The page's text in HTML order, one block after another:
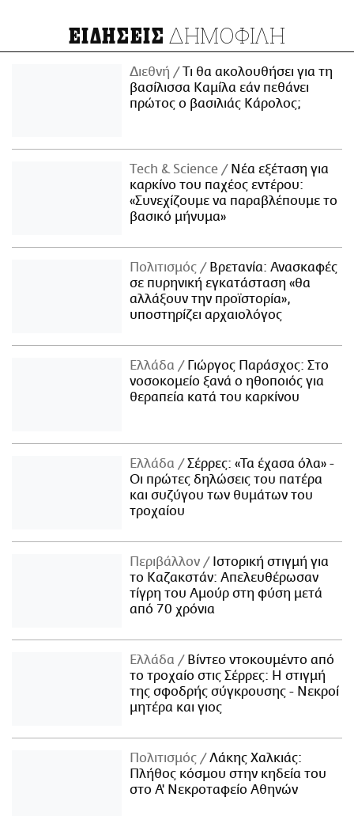
ΕΙΔΗΣΕΙΣ ΔΗΜΟΦΙΛΗ
Διεθνή
Τι θα ακολουθήσει για τη
βασίλισσα Καμίλα εάν πεθάνει
πρώτος ο βασιλιάς Κάρολος;
Τech & Science
Νέα εξέταση για
καρκίνο του παχέος εντέρου:
«Συνεχίζουμε να παραβλέπουμε το
βασικό μήνυμα»
Πολιτισμός
Βρετανία: Ανασκαφές
σε πυρηνική εγκατάσταση «θα
αλλάξουν την προϊστορία»,
υποστηρίζει αρχαιολόγος
Ελλάδα
Γιώργος Παράσχος: Στο
νοσοκομείο ξανά ο ηθοποιός για
θεραπεία κατά του καρκίνου
Ελλάδα
Σέρρες: «Τα έχασα όλα» -
Οι πρώτες δηλώσεις του πατέρα
και συζύγου των θυμάτων του
τροχαίου
Περιβάλλον
Ιστορική στιγμή για
το Καζακστάν: Απελευθέρωσαν
τίγρη του Αμούρ στη φύση μετά
από 70 χρόνια
Ελλάδα
Βίντεο ντοκουμέντο από
το τροχαίο στις Σέρρες: Η στιγμή
της σφοδρής σύγκρουσης - Νεκροί
μητέρα και γιος
Πολιτισμός
Λάκης Χαλκιάς:
Πλήθος κόσμου στην κηδεία του
στο Α' Νεκροταφείο Αθηνών